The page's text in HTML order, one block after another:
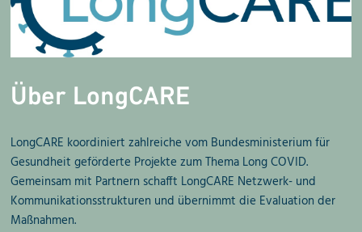
Über LongCARE
LongCARE koordiniert zahlreiche vom Bundesministerium für
Gesundheit geförderte Projekte zum Thema Long COVID.
Gemeinsam mit Partnern schafft LongCARE Netzwerk- und
Kommunikationsstrukturen und übernimmt die Evaluation der
Maßnahmen.